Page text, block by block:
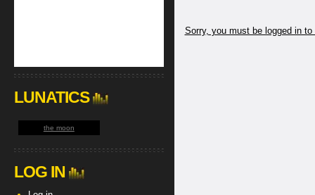
Sorry, you must be logged in
LUNATICS
the moon
LOG IN